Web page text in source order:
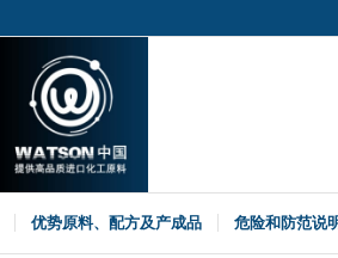
优势原料、配方及产成品 危险和防范说